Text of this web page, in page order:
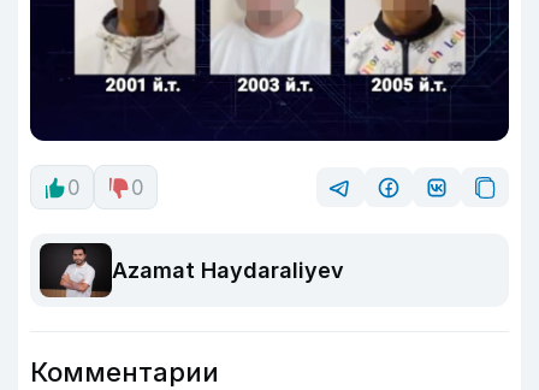
0 0
Azamat Haydaraliyev
Комментарии